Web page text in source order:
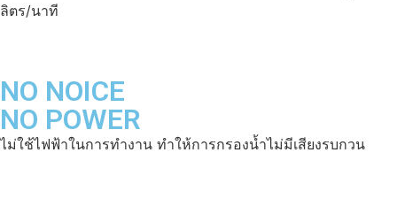
ลิตร/นาที
NO NOICE
NO POWER
ไม่ใช้ไฟฟ้าในการทำงาน ทำให้การกรองน้ำไม่มีเสียงรบกวน